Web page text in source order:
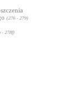
(276 - 279)
- 278f)